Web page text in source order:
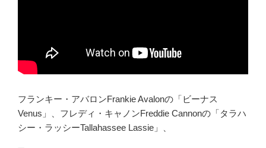
フランキー・アバロンFrankie Avalonの「ビーナス
Venus」、フレディ・キャノンFreddie Cannonの「タラハ
シー・ラッシーTallahassee Lassie」、